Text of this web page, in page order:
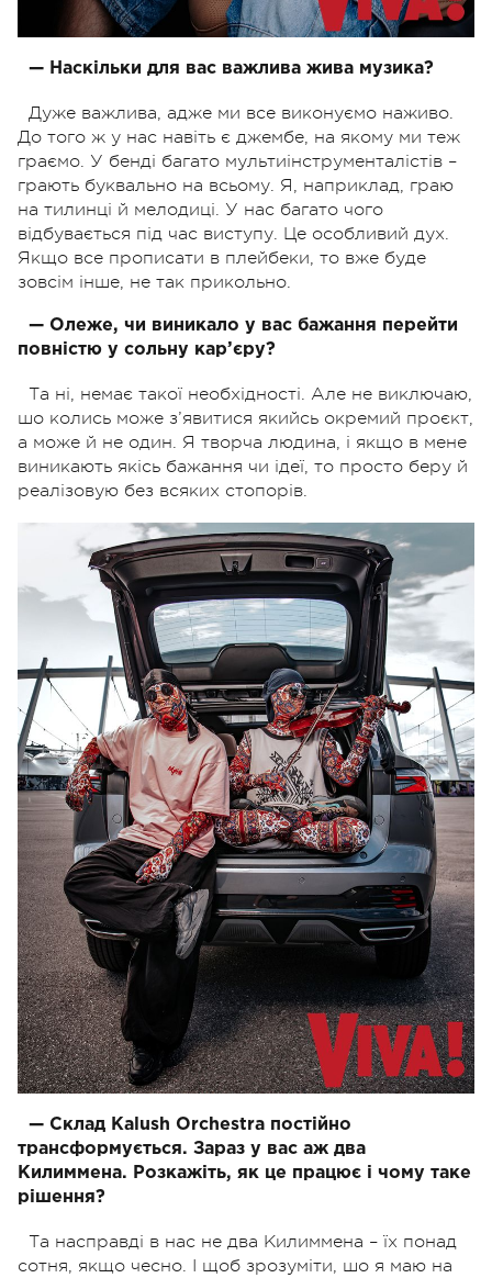
— Наскільки для вас важлива жива музика?
Дуже важлива, адже ми все виконуємо наживо.
До того ж у нас навіть є джембе, на якому ми теж
граємо. У бенді багато мультиінструменталістів –
грають буквально на всьому. Я, наприклад, граю
на тилинці й мелодиці. У нас багато чого
відбувається під час виступу. Це особливий дух.
Якщо все прописати в плейбеки, то вже буде
зовсім інше, не так прикольно.
— Олеже, чи виникало у вас бажання перейти
повністю у сольну кар’єру?
Та ні, немає такої необхідності. Але не виключаю,
шо колись може з’явитися якийсь окремий проєкт,
а може й не один. Я творча людина, і якщо в мене
виникають якісь бажання чи ідеї, то просто беру й
реалізовую без всяких стопорів.
— Склад Kalush Orchestra постійно
трансформується. Зараз у вас аж два
Килиммена. Розкажіть, як це працює і чому таке
рішення?
Та насправді в нас не два Килиммена – їх понад
сотня, якщо чесно. І щоб зрозуміти, шо я маю на